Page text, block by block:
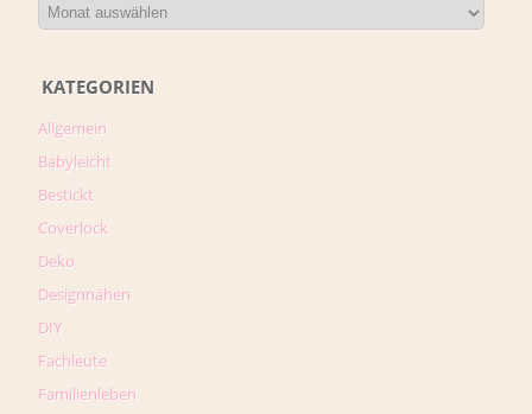
KATEGORIEN
Allgemein
Babyleicht
Bestickt
Coverlock
Deko
Designnähen
DIY
Fachleute
Familienleben